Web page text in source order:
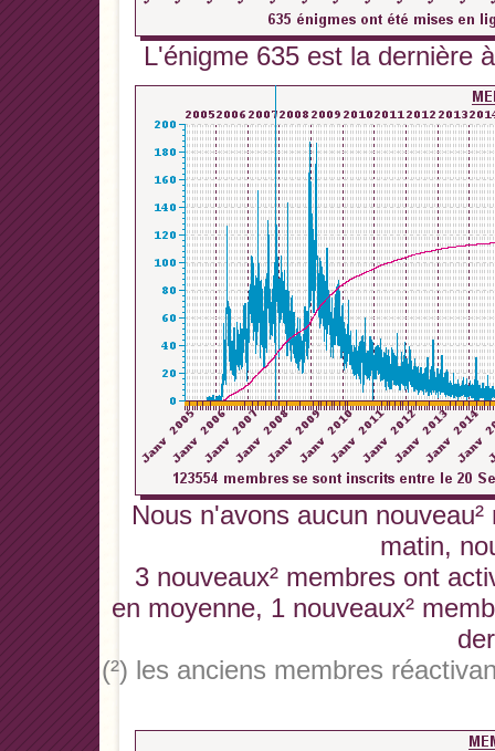
L'énigme 635 est la dernière
Nous n'avons aucun
matin,
3 nouveaux² membres ont
en moyenne, 1 nouveaux²
(²) les anciens membres